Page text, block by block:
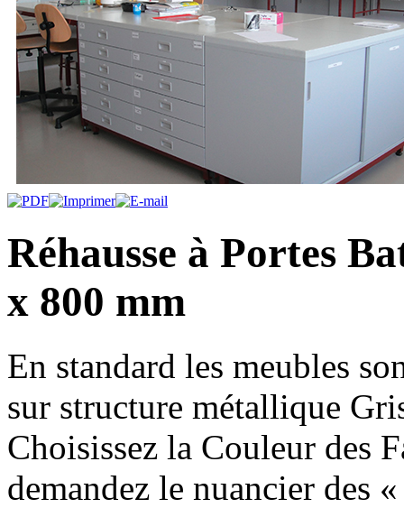
Réhausse à Portes
x 800 mm
En standard les meubles
sur structure métallique
Choisissez la Couleur des
demandez le nuancier des